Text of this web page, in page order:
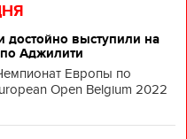
достойно выступили на
Аджилити
Европы по
Open Belgium 2022